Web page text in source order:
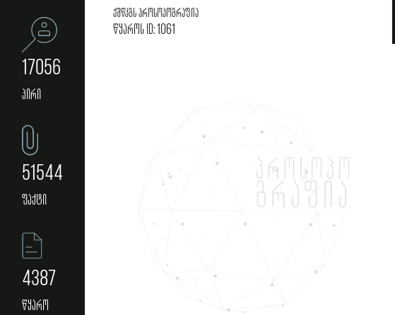
17056
პირი
51544
ფაქტი
4387
წყარო
ქშწკგს პროსოპოგრაფია
წყაროს ID: 1061